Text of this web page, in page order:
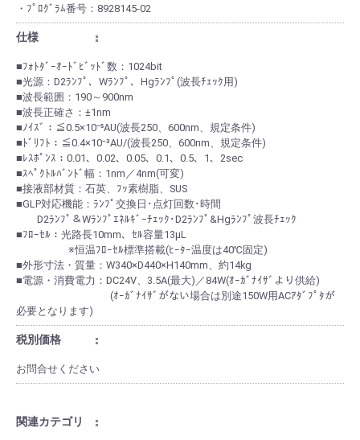
・ﾌﾟﾛｸﾞﾗﾑ番号：8928145-02
仕様
■ﾌｫﾄﾀﾞｰｵｰﾄﾞﾋﾞｯﾄﾞ数：1024bit
■光源：D2ﾗﾝﾌﾟ、Wﾗﾝﾌﾟ、Hgﾗﾝﾌﾟ(波長ﾁｪｯｸ用)
■波長範囲：190～900nm
■波長正確さ：±1nm
■ﾉｲｽﾞ：≦0.5×10⁻⁵AU(波長250、600nm、規定条件)
■ﾄﾞﾘﾌﾄ：≦0.4×10⁻³AU/(波長250、600nm、規定条件)
■ﾚｽﾎﾟﾝｽ：0.01、0.02、0.05、0.1、0.5、1、2sec
■ｽﾍﾟｸﾄﾙﾊﾞﾝﾄﾞ幅：1nm／4nm(可変)
■接液部材質：石英、ﾌｯ素樹脂、SUS
■GLP対応機能：ﾗﾝﾌﾟ交換日･点灯回数･時間
D2ﾗﾝﾌﾟ＆Wﾗﾝﾌﾟｴﾈﾙｷﾞｰﾁｪｯｸ･D2ﾗﾝﾌﾟ&Hgﾗﾝﾌﾟ波長ﾁｪｯｸ
■ﾌﾛｰｾﾙ：光路長10mm、ｾﾙ容量13µL
※恒温ﾌﾛｰｾﾙ標準搭載(ﾋｰﾀｰ温度は40℃固定)
■外形寸法・質量：W340×D440×H140mm、約14kg
■電源・消費電力：DC24V、3.5A(最大)／84W(ｵｰｶﾞﾅｲｻﾞより供給)
(ｵｰｶﾞﾅｲｻﾞがない場合は別途150W用ACｱﾀﾞﾌﾟﾀが
必要となります)
税別価格
お問合せください
関連カテゴリ